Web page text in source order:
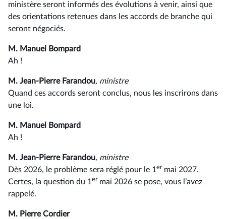
ministère seront informés des évolutions à venir, ainsi que
des orientations retenues dans les accords de branche qui
seront négociés.
M. Manuel Bompard
Ah !
M. Jean-Pierre Farandou, ministre
Quand ces accords seront conclus, nous les inscrirons dans
une loi.
M. Manuel Bompard
Ah !
M. Jean-Pierre Farandou, ministre
Dès 2026, le problème sera réglé pour le 1 er mai 2027.
Certes, la question du 1 er mai 2026 se pose, vous l’avez
rappelé.
M. Pierre Cordier